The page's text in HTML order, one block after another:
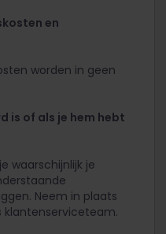
en
worden in geen
is of als je hem hebt
waarschijnlijk je
Neem in plaats